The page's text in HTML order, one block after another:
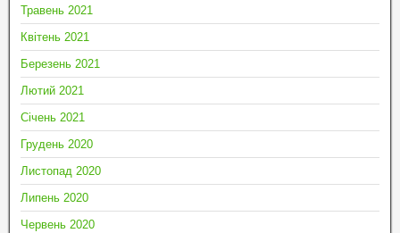
Травень 2021
Квітень 2021
Березень 2021
Лютий 2021
Січень 2021
Грудень 2020
Листопад 2020
Липень 2020
Червень 2020